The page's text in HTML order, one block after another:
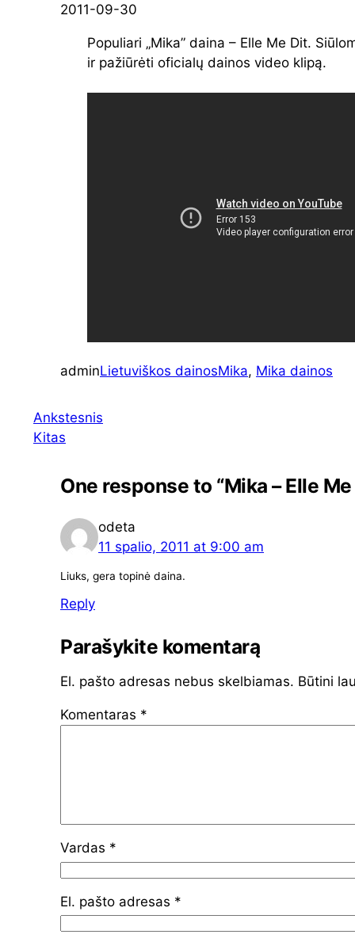
2011-09-30
Populiari „Mika” daina – Elle Me Dit.
ir pažiūrėti oficialų dainos video klipą.
adminLietuviškos dainosMika, Mika dainos
Ankstesnis
Kitas
One response to “Mika – Elle
odeta
11 spalio, 2011 at 9:00 am
Liuks, gera topinė daina.
Reply
Parašykite komentarą
El. pašto adresas nebus skelbiamas. Būtini
Komentaras *
Vardas *
El. pašto adresas *